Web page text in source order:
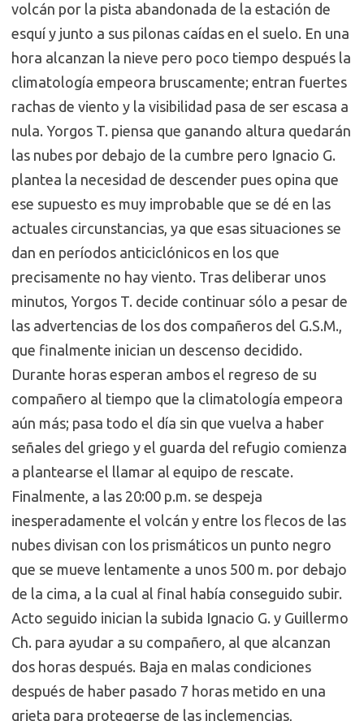
volcán por la pista abandonada de la estación de
esquí y junto a sus pilonas caídas en el suelo. En una
hora alcanzan la nieve pero poco tiempo después la
climatología empeora bruscamente; entran fuertes
rachas de viento y la visibilidad pasa de ser escasa a
nula. Yorgos T. piensa que ganando altura quedarán
las nubes por debajo de la cumbre pero Ignacio G.
plantea la necesidad de descender pues opina que
ese supuesto es muy improbable que se dé en las
actuales circunstancias, ya que esas situaciones se
dan en períodos anticiclónicos en los que
precisamente no hay viento. Tras deliberar unos
minutos, Yorgos T. decide continuar sólo a pesar de
las advertencias de los dos compañeros del G.S.M.,
que finalmente inician un descenso decidido.
Durante horas esperan ambos el regreso de su
compañero al tiempo que la climatología empeora
aún más; pasa todo el día sin que vuelva a haber
señales del griego y el guarda del refugio comienza
a plantearse el llamar al equipo de rescate.
Finalmente, a las 20:00 p.m. se despeja
inesperadamente el volcán y entre los flecos de las
nubes divisan con los prismáticos un punto negro
que se mueve lentamente a unos 500 m. por debajo
de la cima, a la cual al final había conseguido subir.
Acto seguido inician la subida Ignacio G. y Guillermo
Ch. para ayudar a su compañero, al que alcanzan
dos horas después. Baja en malas condiciones
después de haber pasado 7 horas metido en una
grieta para protegerse de las inclemencias,